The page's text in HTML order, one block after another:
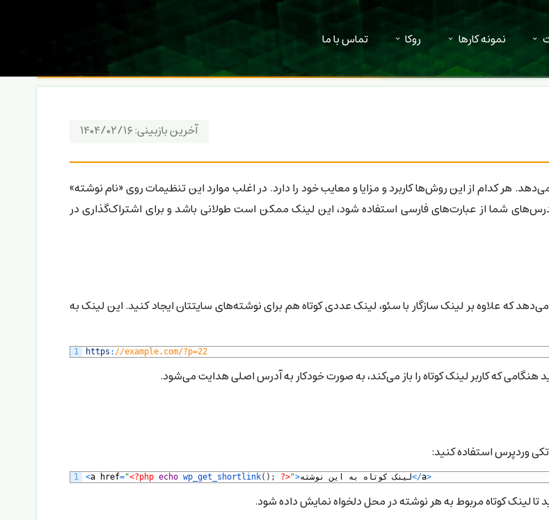
نمونه کارها روکا تماس با ما
آخرین بازبینی:۱۴۰۴/۰۲/۱۶
هر کدام از این روش‌ها کاربرد و مزایا و معایب خود را دارد. در اغلب موارد این تنظیمات روی «نام نوشته»
شما از عبارت‌های فارسی استفاده شود، این لینک ممکن است طولانی باشد و برای اشتراک‌گذاری در
که علاوه بر لینک سازگار با سئو، لینک عددی کوتاه هم برای نوشته‌های سایتتان ایجاد کنید. این لینک به
1 https : //example.com/?p=22
که کاربر لینک کوتاه را باز می‌کند، به صورت خودکار به آدرس اصلی هدایت می‌شود.
وردپرس استفاده کنید:
1 <a href="<?php echo wp_get_shortlink( ) ; ?>"> لینک کوتاه به این نوشته </a>
تا لینک کوتاه مربوط به هر نوشته در محل دلخواه نمایش داده شود.